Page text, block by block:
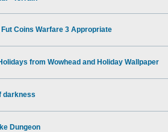
Fut Coins Warfare 3 Appropriate
from Wowhead and Holiday Wallpaper
darkness
Dungeon